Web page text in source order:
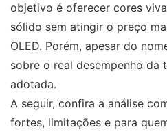
objetivo é oferecer cores
sólido sem atingir o preço
OLED. Porém, apesar do
sobre o real desempenho da
adotada.
A seguir, confira a análise
fortes, limitações e para